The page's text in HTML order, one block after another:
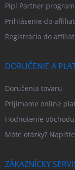
Pipl Partner program
Prihlásenie do
Registrácia do
DORUČENIE A
Doručenia tovaru
Prijímame online
Hodnotenie obchodu
Máte otázky?
ZÁKAZNÍCKY